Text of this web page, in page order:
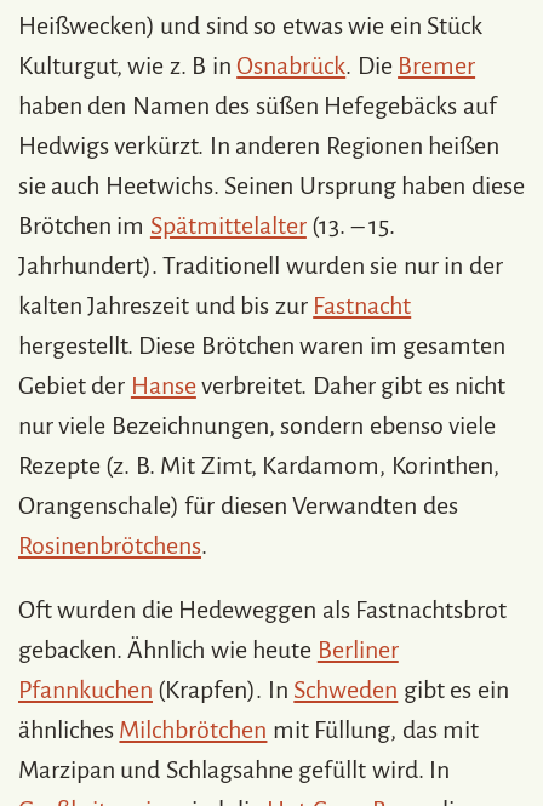
Heißwecken) und sind so etwas wie ein Stück
Kulturgut, wie z. B inOsnabrück. Die Bremer
haben den Namen des süßen Hefegebäcks auf
Hedwigs verkürzt. In anderen Regionen heißen
sie auch Heetwichs. Seinen Ursprung haben diese
Brötchen im Spätmittelalter(13. – 15.
Jahrhundert). Traditionell wurden sie nur in der
kalten Jahreszeit und bis zur Fastnacht
hergestellt. Diese Brötchen waren im gesamten
Gebiet der Hanseverbreitet. Daher gibt es nicht
nur viele Bezeichnungen, sondern ebenso viele
Rezepte (z. B. Mit Zimt, Kardamom, Korinthen,
Orangenschale) für diesen Verwandten des
Rosinenbrötchens.
Oft wurden die Hedeweggen als Fastnachtsbrot
gebacken. Ähnlich wie heute Berliner
Pfannkuchen (Krapfen). In Schweden gibt es ein
ähnliches Milchbrötchen mit Füllung, das mit
Marzipan und Schlagsahne gefüllt wird. In